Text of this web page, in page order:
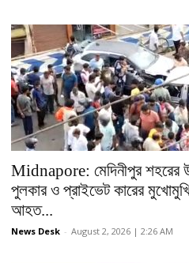
Midnapore: মেদিনীপুর শহরের
পুলকার ও প্রাইভেট কারের
আহত...
News Desk - August 2, 2026 | 2:26 AM